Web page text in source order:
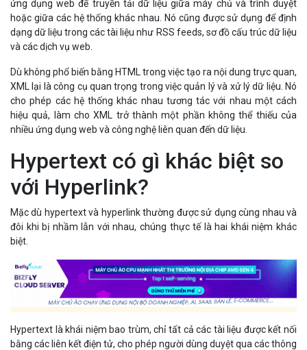
ứng dụng web để truyền tải dữ liệu giữa máy chủ và trình duyệt
hoặc giữa các hệ thống khác nhau. Nó cũng được sử dụng để định
dạng dữ liệu trong các tài liệu như RSS feeds, sơ đồ cấu trúc dữ liệu
và các dịch vụ web.
Dù không phổ biến bằng HTML trong việc tạo ra nội dung trực quan,
XML lại là công cụ quan trọng trong việc quản lý và xử lý dữ liệu. Nó
cho phép các hệ thống khác nhau tương tác với nhau một cách
hiệu quả, làm cho XML trở thành một phần không thể thiếu của
nhiều ứng dụng web và công nghệ liên quan đến dữ liệu.
Hypertext có gì khác biệt so
với Hyperlink?
Mặc dù hypertext và hyperlink thường được sử dụng cùng nhau và
đôi khi bị nhầm lẫn với nhau, chúng thực tế là hai khái niệm khác
biệt.
Hypertext là khái niệm bao trùm, chỉ tất cả các tài liệu được kết nối
bằng các liên kết điện tử, cho phép người dùng duyệt qua các thông